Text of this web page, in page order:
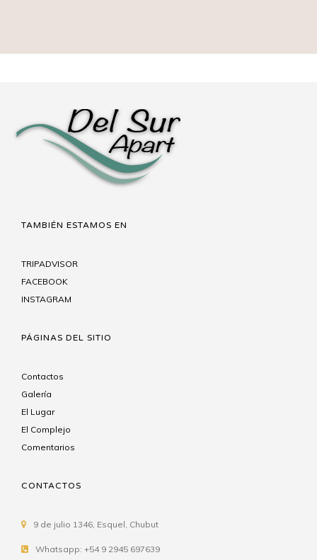
TAMBIÉN ESTAMOS EN
TRIPADVISOR
FACEBOOK
INSTAGRAM
PÁGINAS DEL SITIO
Contactos
Galería
El Lugar
El Complejo
Comentarios
CONTACTOS
9 de julio 1346, Esquel, Chubut
Whatsapp: +54 9 2945 697639